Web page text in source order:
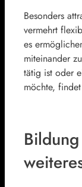
Besonders
vermehrt
es
miteinander
tätig ist oder
möchte,